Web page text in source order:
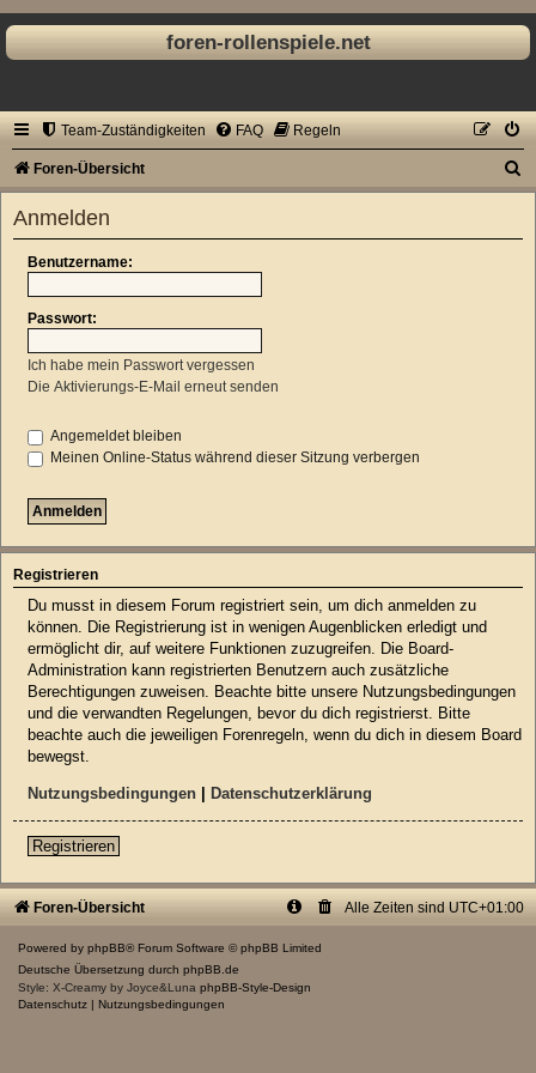
foren-rollenspiele.net
Team-Zuständigkeiten FAQ Regeln
Foren-Übersicht
Anmelden
Benutzername:
Passwort:
Ich habe mein Passwort vergessen
Die Aktivierungs-E-Mail erneut senden
Angemeldet bleiben
Meinen Online-Status während dieser Sitzung verbergen
Registrieren
Du musst in diesem Forum registriert sein, um dich anmelden zu
können. Die Registrierung ist in wenigen Augenblicken erledigt und
ermöglicht dir, auf weitere Funktionen zuzugreifen. Die Board-
Administration kann registrierten Benutzern auch zusätzliche
Berechtigungen zuweisen. Beachte bitte unsere Nutzungsbedingungen
und die verwandten Regelungen, bevor du dich registrierst. Bitte
beachte auch die jeweiligen Forenregeln, wenn du dich in diesem Board
bewegst.
Nutzungsbedingungen Datenschutzerklärung
Registrieren
Foren-Übersicht Alle Zeiten sind UTC+01:00
Powered by phpBB® Forum Software © phpBB Limited
Deutsche Übersetzung durch phpBB.de
Style: X-Creamy by Joyce&Luna phpBB-Style-Design
Datenschutz
Nutzungsbedingungen